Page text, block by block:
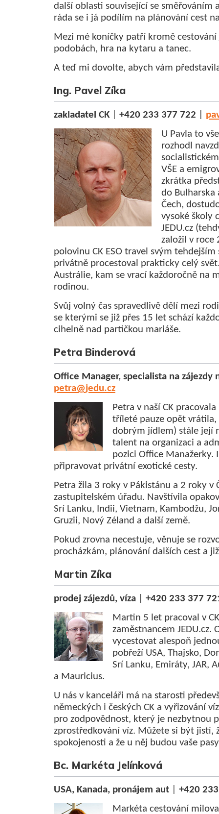
další oblasti související se směřováním
ráda se i já podílím na plánování cest
Mezi mé koníčky patří kromě
podobách, hra na kytaru a tanec.
A teď mi dovolte, abych vám
Ing. Pavel Zíka
zakladatel CK| +420 233 377 722
U Pavla to
rozhodl
VŠE a
zkrátka
do Bulharska
Čech,
vysoké školy
JEDU.cz
založil v roce
polovinu CK ESO travel svým
privátně procestoval prakticky celý
Austrálie, kam se vrací každoročně na
rodinou.
Svůj volný čas spravedlivě dělí mezi
se kterými se již přes 15 let schází
cihelně nad partičkou mariáše.
Petra Binderová
Office Manager, specialista na zájezdy
petra@jedu.cz
Petra v naší CK
tříleté pauze opět vrátila,
dobrým jídlem) stále její
talent na organizaci a
pozici Office Manažerky.
připravovat privátní exotické cesty.
Petra žila 3 roky v Pákistánu a 2 roky v
zastupitelském úřadu. Navštívila
Srí Lanku, Indii, Vietnam, Kambodžu,
Gruzii, Nový Zéland a další země.
Pokud zrovna necestuje, věnuje se
procházkám, plánování dalších cest a
Martin Zíka
prodej zájezdů, víza
+420 233 377
Martin 5 let pracoval v
zaměstnancem JEDU.cz.
vycestovat alespoň
pobřeží USA, Thajsko,
Srí Lanku, Emiráty, JAR,
a Mauricius.
U nás v kanceláři má na starosti
německých i českých CK a vyřizování
pro zodpovědnost, který je nezbytnou
zprostředkování víz. Můžete si být jistí,
spokojenosti a že u něj budou vaše
Bc. Markéta Jelínková
USA, Kanada, pronájem aut
+420
Markéta cestování